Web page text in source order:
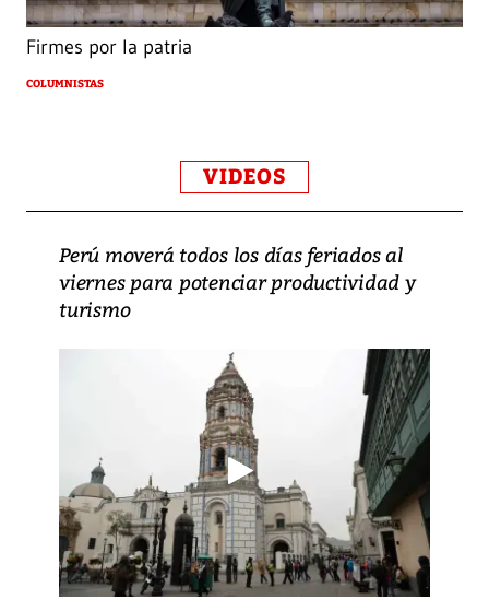
Firmes por la patria
COLUMNISTAS
VIDEOS
Perú moverá todos los días feriados al
viernes para potenciar productividad y
turismo